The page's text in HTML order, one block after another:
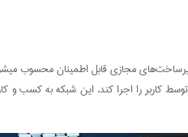
کاربر را اجرا کند. این شبکه به کسب